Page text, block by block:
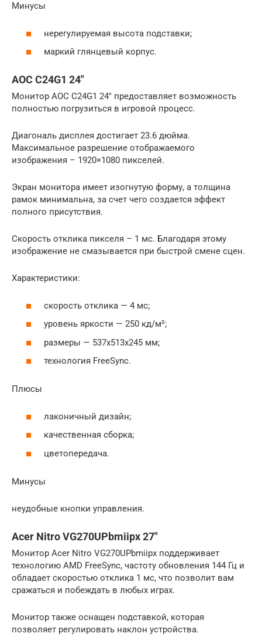
Минусы
нерегулируемая высота подставки;
маркий глянцевый корпус.
AOC C24G1 24″
Монитор AOC C24G1 24″ предоставляет возможность
полностью погрузиться в игровой процесс.
Диагональ дисплея достигает 23.6 дюйма.
Максимальное разрешение отображаемого
изображения – 1920×1080 пикселей.
Экран монитора имеет изогнутую форму, а толщина
рамок минимальна, за счет чего создается эффект
полного присутствия.
Скорость отклика пикселя – 1 мс. Благодаря этому
изображение не смазывается при быстрой смене сцен.
Характеристики:
скорость отклика — 4 мс;
уровень яркости — 250 кд/м²;
размеры — 537x513x245 мм;
технология FreeSync.
Плюсы
лаконичный дизайн;
качественная сборка;
цветопередача.
Минусы
неудобные кнопки управления.
Acer Nitro VG270UPbmiipx 27″
Монитор Acer Nitro VG270UPbmiipx поддерживает
технологию AMD FreeSync, частоту обновления 144 Гц и
обладает скоростью отклика 1 мс, что позволит вам
сражаться и побеждать в любых играх.
Монитор также оснащен подставкой, которая
позволяет регулировать наклон устройства.